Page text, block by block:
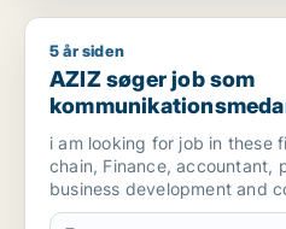
AZIZ søger job som
5 år siden
AZIZ søger job som
forretningsudvikler /
i am looking for job in these
chain, Finance, accountant,
business development and